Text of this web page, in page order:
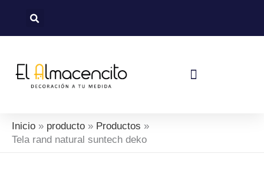
Inicio producto
Productos
Tela rand natural suntech deko